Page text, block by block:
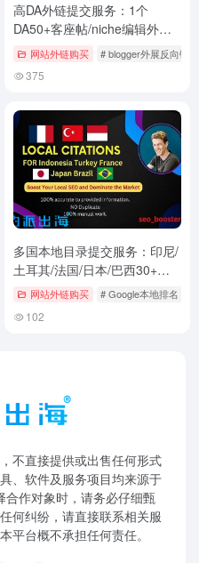
Google排名提升 # 外贸B2B流量提升
高DA外链提交服务：1个
DA50+客座帖/niche编辑外部
链接，手动外链购买提升跨境
网站外链购买 # blogger外展反向链接
375
# IN本地目录提交 # NAP一致优化
多国本地目录提交服务：印尼/
土耳其/法国/日本/巴西30+高
权威站点手动提交，提升跨境
网站外链购买 # Google本地排名
102
不直接提供或出售任何形式
、软件及服务项目均来源于
作对象时，请务必仔细甄
何纠纷，请直接联系相关服
平台概不承担任何责任。